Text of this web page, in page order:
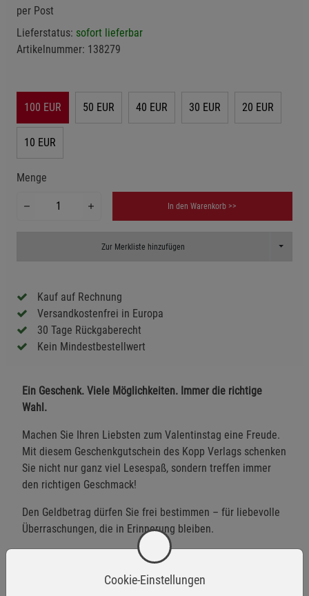
per Post
Lieferstatus: sofort lieferbar
Artikelnummer: 138279
100 EUR 50 EUR 40 EUR 30 EUR 20 EUR
10 EUR
Menge
In den Warenkorb >>
Zur Merkliste hinzufügen Toggle
Kauf auf Rechnung
Versandkostenfrei in Europa
30 Tage Rückgaberecht
Kein Mindestbestellwert
Ein Geschenk. Viele Möglichkeiten. Immer die richtige
Wahl.
Machen Sie Ihren Liebsten zum Valentinstag eine Freude.
Mit diesem Geschenkgutschein des Kopp Verlags schenken
Sie nicht nur ganz viel Lesespaß, sondern treffen immer
den richtigen Geschmack!
Den Geldbetrag dürfen Sie frei bestimmen – für liebevolle
Überraschungen, die in Erinnerung bleiben.
Unser Gutschein gilt nicht nur für Bücher, sondern für das
gesamte Sortiment.Cookie-Einstellungen